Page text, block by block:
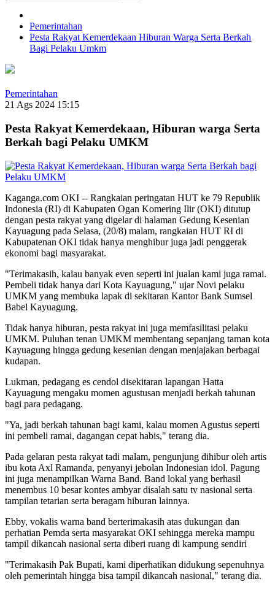
Pemerintahan
Pesta Rakyat Kemerdekaan Hiburan Warga Serta Berkah
Bagi Pelaku Umkm
Pemerintahan
21 Ags 2024 15:15
Pesta Rakyat Kemerdekaan, Hiburan warga Serta
Berkah bagi Pelaku UMKM
Kaganga.com OKI -- Rangkaian peringatan HUT ke 79 Republik
Indonesia (RI) di Kabupaten Ogan Komering Ilir (OKI) ditutup
dengan pesta rakyat yang digelar di halaman Gedung Kesenian
Kayuagung pada Selasa, (20/8) malam, rangkaian HUT RI di
Kabupatenan OKI tidak hanya menghibur juga jadi penggerak
ekonomi bagi masyarakat.
"Terimakasih, kalau banyak even seperti ini jualan kami juga ramai.
Pembeli tidak hanya dari Kota Kayuagung," ujar Novi pelaku
UMKM yang membuka lapak di sekitaran Kantor Bank Sumsel
Babel Kayuagung.
Tidak hanya hiburan, pesta rakyat ini juga memfasilitasi pelaku
UMKM. Puluhan tenan UMKM membentang sepanjang taman kota
Kayuagung hingga gedung kesenian dengan menjajakan berbagai
kudapan.
Lukman, pedagang es cendol disekitaran lapangan Hatta
Kayuagung mengaku momen agustusan menjadi berkah tahunan
bagi para pedagang.
"Ya, jadi berkah tahunan bagi kami, kalau momen Agustus seperti
ini pembeli ramai, dagangan cepat habis," terang dia.
Pada gelaran pesta rakyat tadi malam, pengunjung dihibur oleh artis
ibu kota Axl Ramanda, penyanyi jebolan Indonesian idol. Pagung
ini juga menampilkan Warna Band. Band lokal yang berhasil
menembus 10 besar kontes ambyar disalah satu tv nasional serta
tampilan tetarian serta beragam hiburan lainnya.
Ebby, vokalis warna band berterimakasih atas dukungan dan
perhatian Pemda serta masyarakat OKI sehingga mereka mampu
tampil dikancah nasional serta diberi ruang di kampung sendiri
"Terimakasih Pak Bupati, kami diperhatikan didukung sepenuhnya
oleh pemerintah hingga bisa tampil dikancah nasional," terang dia.